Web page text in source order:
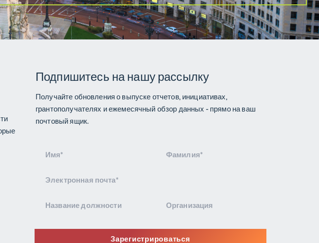
Подпишитесь на нашу рассылку
Получайте обновления о выпуске отчетов, инициативах,
грантополучателях и ежемесячный обзор данных - прямо на ваш
почтовый ящик.
Подписка
рассылку
Зарегистрироваться